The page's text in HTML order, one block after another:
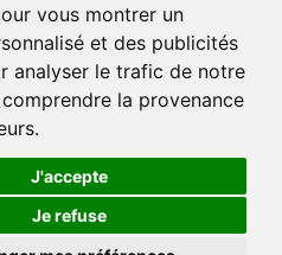
vous montrer un
et des publicités
analyser le trafic de notre
la provenance
J'accepte
Je refuse
Commandez en ligne et
recevez votre commande
rapidement chez vous ou en
point retrait
Livraison chez vous ou en